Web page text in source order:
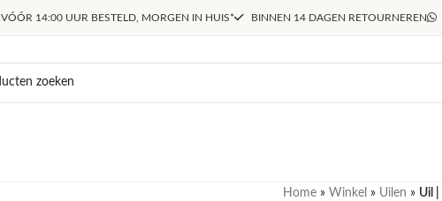
VÓÓR 14:00 UUR BESTELD, MORGEN IN HUIS* BINNEN 14 DAGEN RETOURNEREN
Home » Winkel » Uilen » Uil |